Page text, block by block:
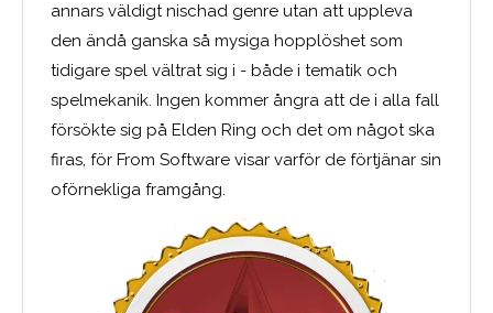
annars väldigt nischad genre utan att uppleva
den ändå ganska så mysiga hopplöshet som
tidigare spel vältrat sig i - både i tematik och
spelmekanik. Ingen kommer ångra att de i alla fall
försökte sig på Elden Ring och det om något ska
firas, för From Software visar varför de förtjänar sin
oförnekliga framgång.